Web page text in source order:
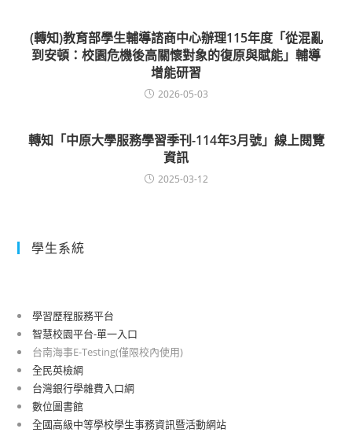
(轉知)教育部學生輔導諮商中心辦理115年度「從混亂
到安頓：校園危機後高關懷對象的復原與賦能」輔導
增能研習
2026-05-03
轉知「中原大學服務學習季刊-114年3月號」線上閱覽
資訊
2025-03-12
學生系統
學習歷程服務平台
智慧校園平台-單一入口
台南海事E-Testing(僅限校內使用)
全民英檢網
台灣銀行學雜費入口網
數位圖書館
全國高級中等學校學生事務資訊暨活動網站